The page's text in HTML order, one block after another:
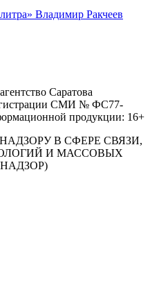
Саратова
СМИ № ФС77-
продукции: 16+
В СФЕРЕ СВЯЗИ,
И МАССОВЫХ